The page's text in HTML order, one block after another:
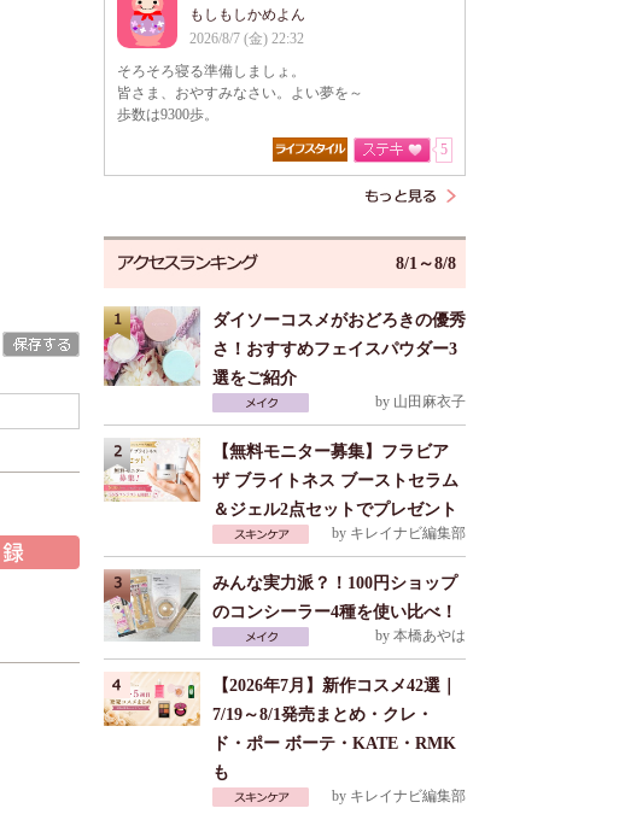
もしもしかめよん
2026/8/7 (金) 22:32
そろそろ寝る準備しましょ。
皆さま、おやすみなさい。よい夢を～
歩数は9300歩。
5
8/1～8/8
ダイソーコスメがおどろきの優秀
さ！おすすめフェイスパウダー3
選をご紹介
by 山田麻衣子
【無料モニター募集】フラビア
ザ ブライトネス ブーストセラム
＆ジェル2点セットでプレゼント
by キレイナビ編集部
みんな実力派？！100円ショップ
のコンシーラー4種を使い比べ！
by 本橋あやは
【2026年7月】新作コスメ42選｜
7/19～8/1発売まとめ・クレ・
ド・ポー ボーテ・KATE・RMK
も
by キレイナビ編集部